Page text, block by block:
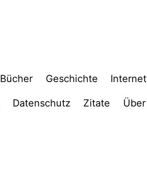
Bücher Geschichte Internet
Datenschutz Zitate